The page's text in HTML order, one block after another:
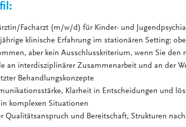
Facharzt (m/w/d) für Kinder- und
klinische Erfahrung im stationären Setting;
aber kein Ausschlusskriterium, wenn Sie den
an interdisziplinärer Zusammenarbeit und an der
Behandlungskonzepte
Klarheit in Entscheidungen und
komplexen Situationen
Qualitätsanspruch und Bereitschaft, Strukturen